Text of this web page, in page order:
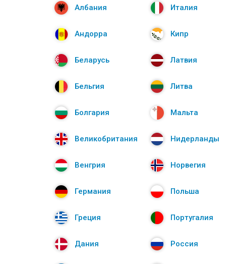
Албания
Андорра
Беларусь
Бельгия
Болгария
Великобритания
Венгрия
Германия
Греция
Дания
Италия
Кипр
Латвия
Литва
Мальта
Нидерланды
Норвегия
Польша
Португалия
Россия